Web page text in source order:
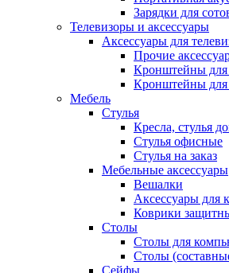
Зарядки для
Телевизоры и аксессуары
Аксессуары для
Прочие
Кронштейны для
Кронштейны для
Мебель
Стулья
Кресла, стулья
Стулья офисные
Стулья на заказ
Мебельные аксессуары
Вешалки
Аксессуары для
Коврики
Столы
Столы для
Столы
Сейфы